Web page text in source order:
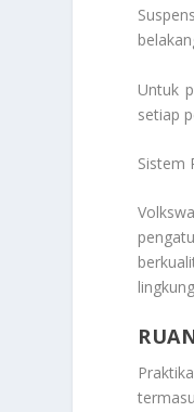
Untuk
setiap
Sistem